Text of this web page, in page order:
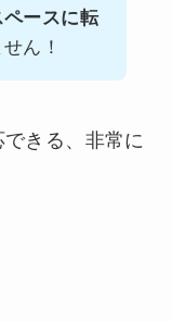
ースに転
ん！
きる、非常に